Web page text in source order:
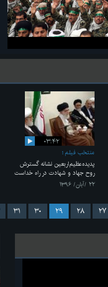
۰۳:۴۲
منتخب فیلم
پدیده‌عظیم‌اربعین نشانه گسترش
روح جهاد و شهادت در راه خداست
۲۲ /آبان/ ۱۳۹۶
۲۷ ۲۸ ۲۹ ۳۰ ۳۱